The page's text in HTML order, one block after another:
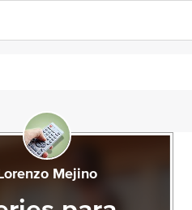
Lorenzo Mejino